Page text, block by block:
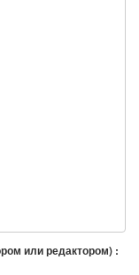
или редактором) :